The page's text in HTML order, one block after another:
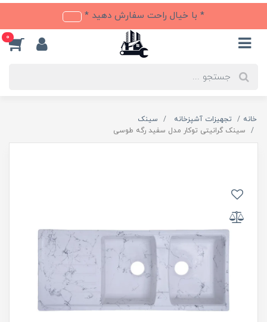
* با خیال راحت سفارش دهید *
0
خانه تجهیزات آشپزخانه
سینک
سینک گرانیتی توکار مدل سفید رگه طوسی